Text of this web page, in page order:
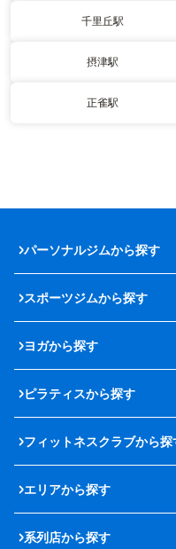
千里丘駅
摂津駅
正雀駅
パーソナルジムから探す
スポーツジムから探す
ヨガから探す
ピラティスから探す
フィットネスクラブから探
エリアから探す
系列店から探す